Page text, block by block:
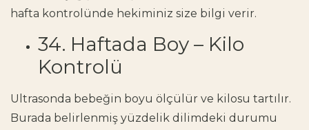
hafta kontrolünde hekiminiz size bilgi verir.
34. Haftada Boy – Kilo
Kontrolü
Ultrasonda bebeğin boyu ölçülür ve kilosu tartılır.
Burada belirlenmiş yüzdelik dilimdeki durumu